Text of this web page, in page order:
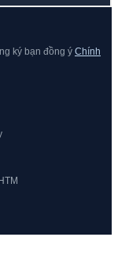
ký bạn đồng ý Chính